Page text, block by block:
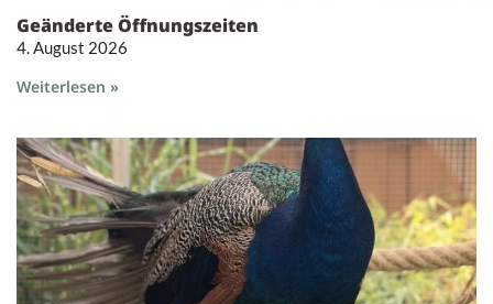
Geänderte Öffnungszeiten
4. August 2026
Weiterlesen »